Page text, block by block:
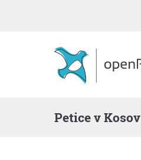
Petice v Kosov